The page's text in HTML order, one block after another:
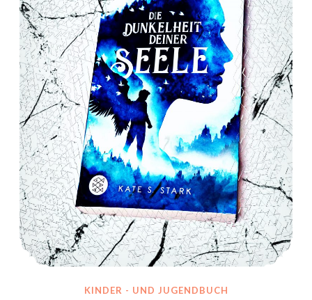
KINDER - UND JUGENDBUCH